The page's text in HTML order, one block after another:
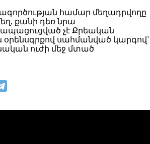
համար մեղադրվողը
քանի դեռ նրա
ապացուցված չէ Քրեական
սահմանված կարգով`
ուժի մեջ մտած